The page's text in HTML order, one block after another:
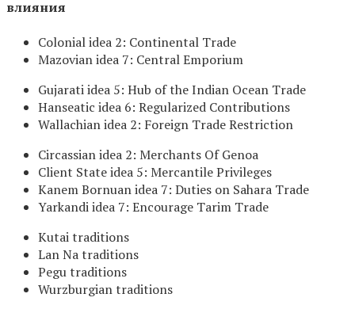
влияния
Colonial idea 2: Continental Trade
Mazovian idea 7: Central Emporium
Gujarati idea 5: Hub of the Indian Ocean Trade
Hanseatic idea 6: Regularized Contributions
Wallachian idea 2: Foreign Trade Restriction
Circassian idea 2: Merchants Of Genoa
Client State idea 5: Mercantile Privileges
Kanem Bornuan idea 7: Duties on Sahara Trade
Yarkandi idea 7: Encourage Tarim Trade
Kutai traditions
Lan Na traditions
Pegu traditions
Wurzburgian traditions